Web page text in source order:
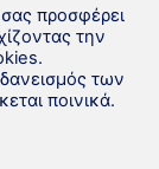
2021
προσφέρει
την
των
ποινικά.